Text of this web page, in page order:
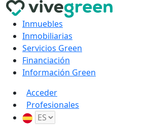
Inmuebles
Inmobiliarias
Servicios Green
Financiación
Información Green
Acceder
Profesionales